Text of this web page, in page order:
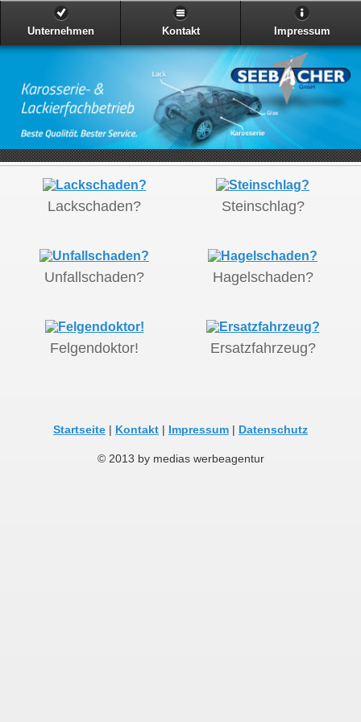
Unternehmen Kontakt Impressum
Lackschaden? Steinschlag?
Unfallschaden? Hagelschaden?
Felgendoktor! Ersatzfahrzeug?
Startseite | Kontakt | Impressum | Datenschutz
© 2013 by medias werbeagentur